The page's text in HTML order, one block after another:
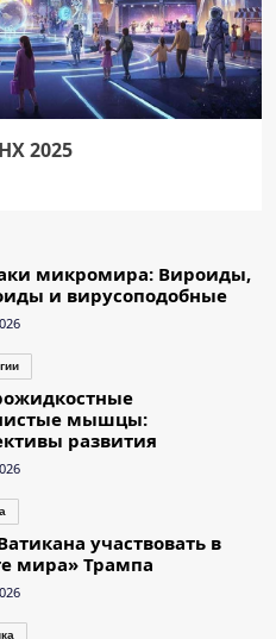
2025
микромира: Вироиды,
и вирусоподобные
мышцы:
развития
участвовать в
мира» Трампа